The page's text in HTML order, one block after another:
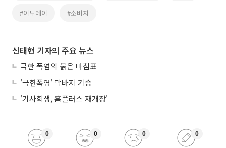
#이투데이 #소비자
신태현 기자의 주요 뉴스
극한 폭염의 붉은 마침표
'극한폭염' 막바지 기승
'기사회생, 홈플러스 재개장'
0 0 0 0